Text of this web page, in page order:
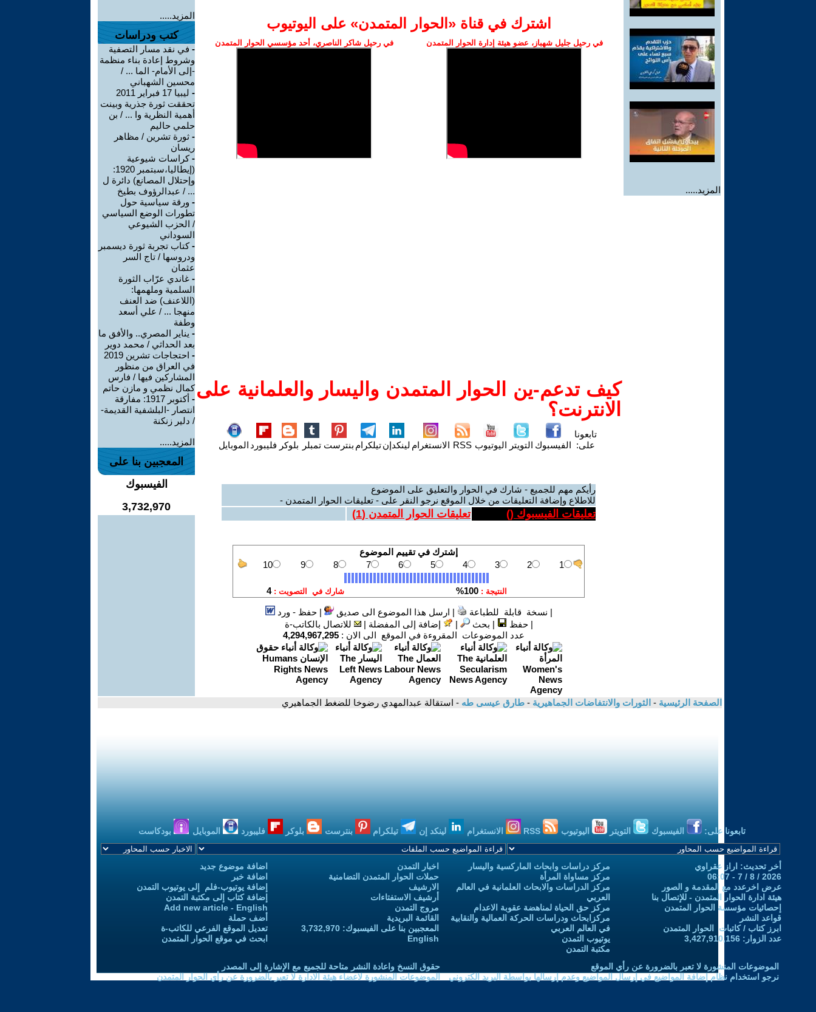
المزيد.....
اشترك في قناة ‫«الحوار المتمدن» على اليوتيوب
في رحيل جليل شهباز، عضو هيئة إدارة الحوار المتمدن في رحيل شاكر الناصري، أحد مؤسسي الحوار المتمدن
كيف تدعم-ين الحوار المتمدن واليسار والعلمانية على
الانترنت؟
تابعونا
على: الفيسبوك التويتر اليوتيوب RSS الانستغرام لينكدإنتيلكرام بنترست تمبلر بلوكر فليبورد الموبايل
رأيكم مهم للجميع - شارك في الحوار والتعليق على الموضوع
للاطلاع وإضافة التعليقات من خلال الموقع نرجو النقر على - تعليقات الحوار المتمدن -
تعليقات الفيسبوك () تعليقات الحوار المتمدن (1
)
| نسخة قابلة للطباعة | ارسل هذا الموضوع الى صديق |حفظ - ورد
|حفظ | بحث | إضافة إلى المفضلة |
للاتصال بالكاتب-ة
عدد الموضوعات المقروءة في الموقع الى الان : 4,294,967,295
المزيد.....
كتب ودراسات
- في نقد مسار التصفية
وشروط إعادة بناء منظمة
-إلى الأمام- الما ... /
محسين الشهباني
-
ليبيا 17 فبراير 2011
تحققت ثورة جذرية وبينت
أهمية النظرية وا ... / بن
حلمي حاليم
- ثورة تشرين / مظاهر
ريسان
-كراسات شيوعية
(إيطاليا،سبتمبر 1920:
وإحتلال المصانع) دائرة ل
... / عبدالرؤوف بطيخ
- ورقة سياسية حول
تطورات الوضع السياسي
/ الحزب الشيوعي
السوداني
-كتاب تجربة ثورة ديسمبر
ودروسها / تاج السر
عثمان
- غاندي عرّاب الثورة
السلمية وملهمها:
(اللاعنف) ضد العنف
منهجا ... / علي أسعد
وطفة
- يناير المصري.. والأفق ما
بعد الحداثي / محمد دوير
-
احتجاجات تشرين 2019
في العراق من منظور
المشاركين فيها / فارس
كمال نظمي و مازن حاتم
-
أكتوبر 1917: مفارقة
انتصار -البلشفية القديمة-
/ دلير زنكنة
المزيد.....
المعجبين بنا على
الفيسبوك
3,732,970
الصفحة الرئيسية - الثورات والانتفاضات الجماهيرية - طارق عيسى طه - استقالة عبدالمهدي رضوخا للضغط الجماهيري
تابعونا على: الفيسبوك التويتر اليوتيوب الانستغرام لينكد إن تيلكرام بنترست بلوكر فليبورد الموبايل بودكاست
أخر تحديث: اراز عقراوي
2026 / 8 / 7 - 06:07
عرض اخرعدد مع المقدمة و الصور
هيئة ادارة الحوار المتمدن - للإتصال بنا
إحصائيات مؤسسة الحوار المتمدن
قواعد النشر
ابرز كتاب / كاتبات الحوار المتمدن
عدد الزوار: 3,427,910,156
مركز دراسات وابحاث الماركسية واليسار
مركز مساواة المرأة
مركز الدراسات والابحاث العلمانية في العالم
العربي
مركز حق الحياة لمناهضة عقوبة الاعدام
مركزابحاث ودراسات الحركة العمالية والنقابية
في العالم العربي
يوتيوب التمدن
مكتبة التمدن
اخبار التمدن
حملات الحوار المتمدن التضامنية
الارشيف
أرشيف الاستفتاءات
مروج التمدن
القائمة البريدية
المعجبين بنا على الفيسبوك: 3,732,970
English
اضافة موضوع جديد
اضافة خبر
إضافة يوتيوب-فلم إلى يوتيوب التمدن
إضافة كتاب إلى مكتبة التمدن
Add new article - English
أضف حملة
تعديل الموقع الفرعي للكاتب-ة
ابحث في موقع الحوار المتمدن
الموضوعات المنشورة لا تعبر بالضرورة عن رأي الموقع
نرجو استخدام نظام إضافة المواضيع في إرسال المواضيع وعدم إرسالها بواسطة البريد الكتروني
حقوق النسخ واعادة النشر متاحة للجميع مع الإشارة إلى المصدر
الموضوعات المنشورة لاعضاء هيئة الادارة لا تعبر بالضرورة عن رأي الحوار المتمدن